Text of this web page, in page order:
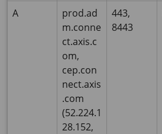
A
prod.ad
m.conne
ct.axis.c
om,
cep.con
nect.axis
.com
(52.224.1
28.152,
443,
8443